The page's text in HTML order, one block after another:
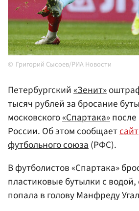
Григорий Сысоев/РИА Новости
Петербургский«Зенит»
тысяч рублей за бросание
московского«Спартака»
России. Об этом сообщаетсайт
футбольного союза(РФС).
В футболистов «Спартака»
пластиковые бутылки с
попала в голову Манфреду